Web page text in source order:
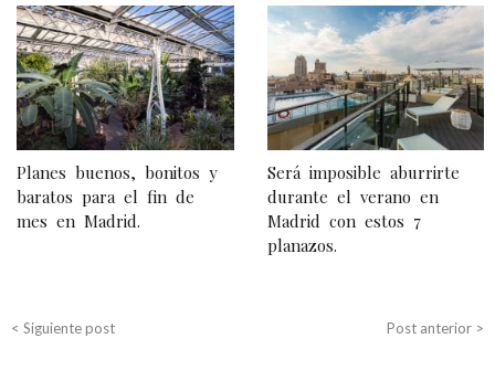
Planes buenos, bonitos y
baratos para el fin de
mes en Madrid.
Será imposible aburrirte
durante el verano en
Madrid con estos 7
planazos.
N
a
v
e
g
a
c
n
Post anterior >
< Siguiente post